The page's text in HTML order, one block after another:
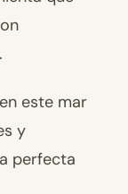
este mar
y
perfecta